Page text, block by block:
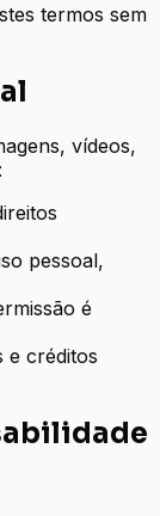
termos sem
vídeos,
pessoal,
é
e créditos